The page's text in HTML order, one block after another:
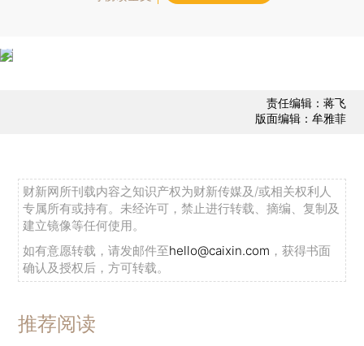
责任编辑：蒋飞
版面编辑：牟雅菲
财新网所刊载内容之知识产权为财新传媒及/或相关权利人
专属所有或持有。未经许可，禁止进行转载、摘编、复制及
建立镜像等任何使用。
如有意愿转载，请发邮件至hello@caixin.com ，获得书面
确认及授权后，方可转载。
推荐阅读